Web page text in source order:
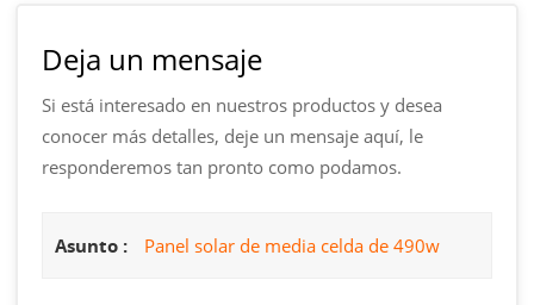
Deja un mensaje
Si está interesado en nuestros productos y desea
conocer más detalles, deje un mensaje aquí, le
responderemos tan pronto como podamos.
Asunto : Panel solar de media celda de 490w